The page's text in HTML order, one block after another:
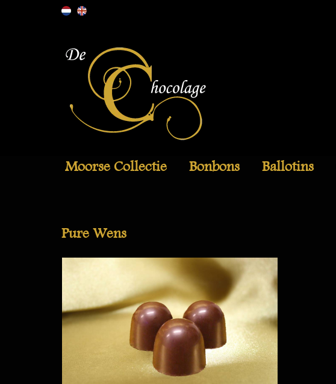
Moorse Collectie Bonbons Ballotins
Pure Wens